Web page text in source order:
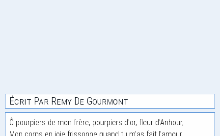
Écrit Par Remy De Gourmont
Ô pourpiers de mon frère, pourpiers d'or, fleur d'Anhour,